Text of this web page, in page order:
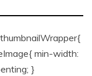
min-width:
}